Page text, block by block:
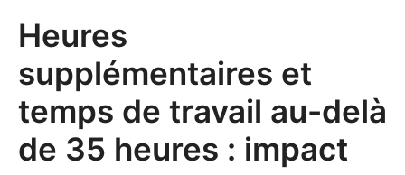
Heures
supplémentaires et
temps de travail au-delà
de 35 heures : impact